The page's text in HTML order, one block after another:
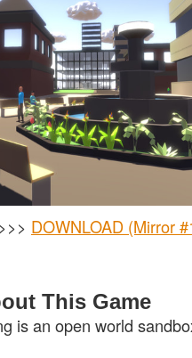
DOWNLOAD (Mirror
This Game
is an open world